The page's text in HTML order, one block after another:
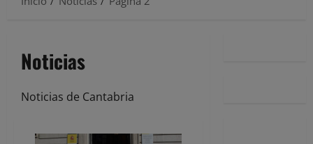
Noticias
Noticias de Cantabria